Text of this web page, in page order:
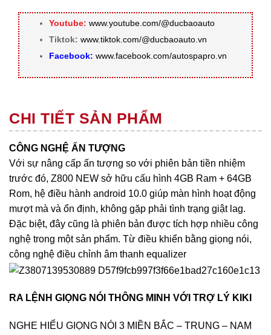
Youtube: www.youtube.com/@ducbaoauto
Tiktok: www.tiktok.com/@ducbaoauto.vn
Facebook: www.facebook.com/autospapro.vn
CHI TIẾT SẢN PHẨM
CÔNG NGHỆ ẤN TƯỢNG
Với sự nâng cấp ấn tượng so với phiên bản tiền nhiệm
trước đó, Z800 NEW sở hữu cấu hình 4GB Ram + 64GB
Rom, hệ điều hành android 10.0 giúp màn hình hoạt động
mượt mà và ổn định, không gặp phải tình trạng giật lag.
Đặc biệt, đây cũng là phiên bản được tích hợp nhiều công
nghệ trong một sản phẩm. Từ điều khiển bằng giọng nói,
công nghệ điều chỉnh âm thanh equalizer
RA LỆNH GIỌNG NÓI THÔNG MINH VỚI TRỢ LÝ KIKI
NGHE HIỂU GIỌNG NÓI 3 MIỀN BẮC – TRUNG – NAM